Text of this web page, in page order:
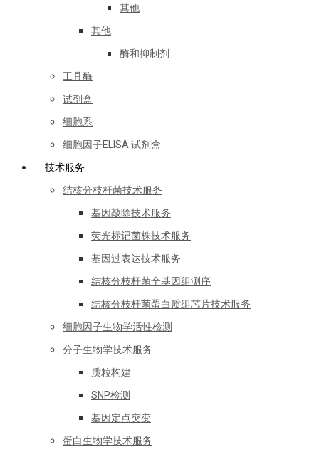
其他
其他
酶和抑制剂
工具酶
试剂盒
细胞系
细胞因子ELISA 试剂盒
技术服务
结核分枝杆菌技术服务
基因敲除技术服务
荧光标记菌株技术服务
基因过表达技术服务
结核分枝杆菌全基因组测序
结核分枝杆菌蛋白质组芯片技术服务
细胞因子生物学活性检测
分子生物学技术服务
质粒构建
SNP检测
基因定点突变
蛋白生物学技术服务